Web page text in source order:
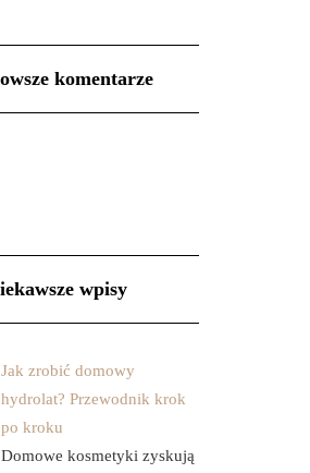
komentarze
wpisy
Jak zrobić domowy
hydrolat? Przewodnik krok
po kroku
Domowe kosmetyki zyskują